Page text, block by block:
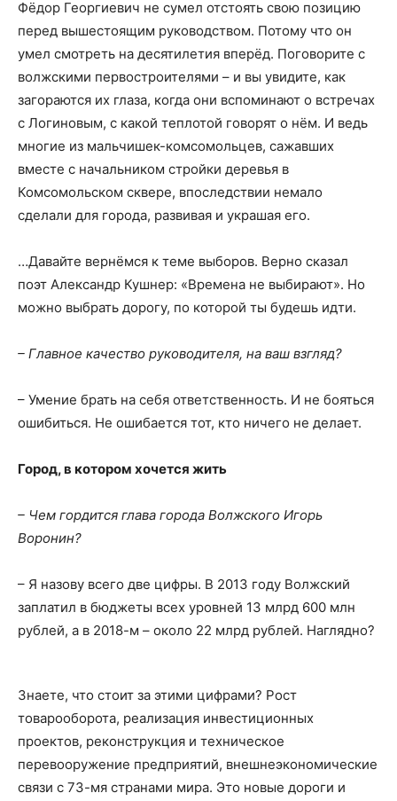
Фёдор Георгиевич не сумел отстоять свою позицию
перед вышестоящим руководством. Потому что он
умел смотреть на десятилетия вперёд. Поговорите с
волжскими первостроителями – и вы увидите, как
загораются их глаза, когда они вспоминают о встречах
с Логиновым, с какой теплотой говорят о нём. И ведь
многие из мальчишек-комсомольцев, сажавших
вместе с начальником стройки деревья в
Комсомольском сквере, впоследствии немало
сделали для города, развивая и украшая его.
…Давайте вернёмся к теме выборов. Верно сказал
поэт Александр Кушнер: «Времена не выбирают». Но
можно выбрать дорогу, по которой ты будешь идти.
– Главное качество руководителя, на ваш взгляд?
– Умение брать на себя ответственность. И не бояться
ошибиться. Не ошибается тот, кто ничего не делает.
Город, в котором хочется жить
– Чем гордится глава города Волжского Игорь
Воронин?
– Я назову всего две цифры. В 2013 году Волжский
заплатил в бюджеты всех уровней 13 млрд 600 млн
рублей, а в 2018-м – около 22 млрд рублей. Наглядно?
Знаете, что стоит за этими цифрами? Рост
товарооборота, реализация инвестиционных
проектов, реконструкция и техническое
перевооружение предприятий, внешнеэкономические
связи с 73-мя странами мира. Это новые дороги и